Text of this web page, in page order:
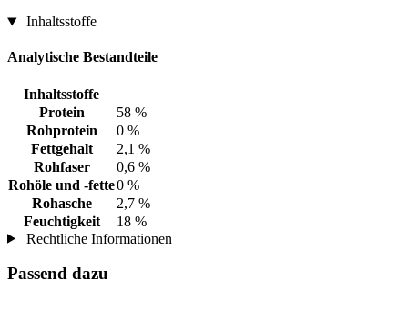
Inhaltsstoffe
Analytische Bestandteile
Inhaltsstoffe
Protein
58 %
Rohprotein
0 %
Fettgehalt
2,1 %
Rohfaser
0,6 %
Rohöle und -fette0 %
Rohasche
2,7 %
Feuchtigkeit
18 %
Rechtliche Informationen
Passend dazu